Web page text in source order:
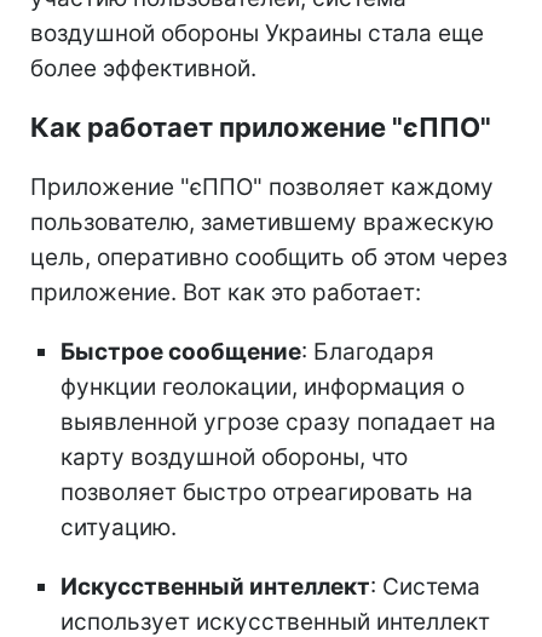
воздушной обороны Украины стала еще
более эффективной.
Как работает приложение "єППО"
Приложение "єППО" позволяет каждому
пользователю, заметившему вражескую
цель, оперативно сообщить об этом через
приложение. Вот как это работает:
Быстрое сообщение: Благодаря
функции геолокации, информация о
выявленной угрозе сразу попадает на
карту воздушной обороны, что
позволяет быстро отреагировать на
ситуацию.
Искусственный интеллект: Система
использует искусственный интеллект